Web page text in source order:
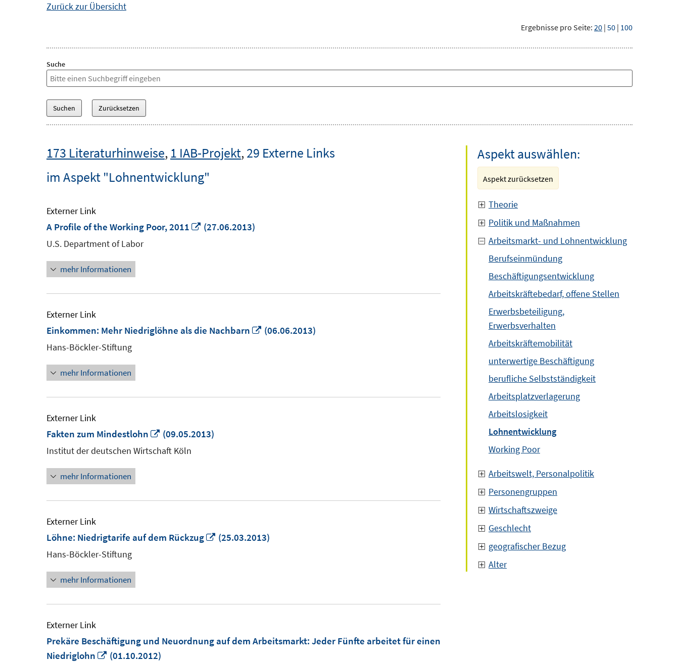
Zurück zur Übersicht
Ergebnisse pro Seite: 20 | 50 | 100
Suche
173 Literaturhinweise, 1 IAB-Projekt,29 Externe Links
im Aspekt "Lohnentwicklung"
Externer Link
A Profile of the Working Poor, 2011
In
(27.06.2013)
U.S. Department of Labor
mehr Informationen
Externer Link
Einkommen: Mehr Niedriglöhne als die Nachbarn
In
(06.06.2013)
Hans-Böckler-Stiftung
mehr Informationen
Externer Link
Fakten zum Mindestlohn
In
neuem
(09.05.2013)
Institut der deutschen Wirtschaft Köln
mehr Informationen
Externer Link
Löhne: Niedrigtarife auf dem Rückzug
In
(25.03.2013)
Hans-Böckler-Stiftung
mehr Informationen
Externer Link
Prekäre Beschäftigung und Neuordnung auf dem Arbeitsmarkt: Jeder Fünfte arbeitet für einen
Niedriglohn
In
(01.10.2012)
Aspekt auswählen:
Aspekt zurücksetzen
Theorie
Politik und Maßnahmen
Arbeitsmarkt- und Lohnentwicklung
Berufseinmündung
Beschäftigungsentwicklung
Arbeitskräftebedarf, offene Stellen
Erwerbsbeteiligung,
Erwerbsverhalten
Arbeitskräftemobilität
unterwertige Beschäftigung
berufliche Selbstständigkeit
Arbeitsplatzverlagerung
Arbeitslosigkeit
Lohnentwicklung
Working Poor
Arbeitswelt, Personalpolitik
Personengruppen
Wirtschaftszweige
Geschlecht
geografischer Bezug
Alter